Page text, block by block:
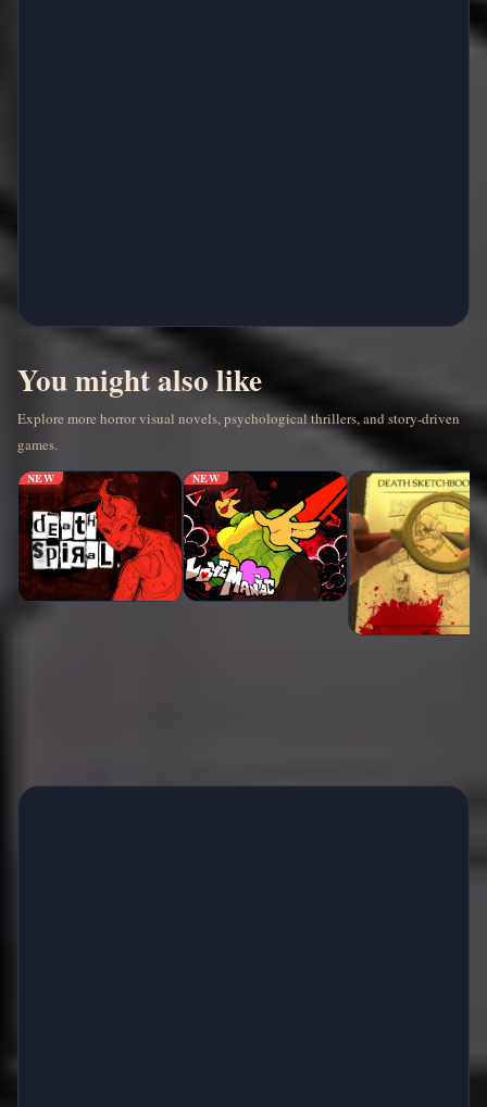
You might also like
Explore more horror visual novels, psychological thrillers, and story-driven
games.
NEW NEW